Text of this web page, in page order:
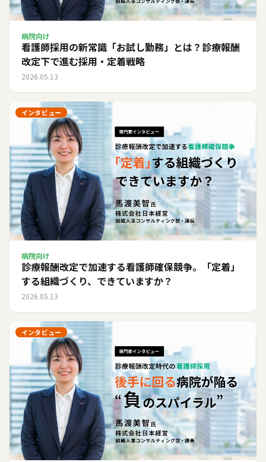
病院向け
看護師採用の新常識「お試し勤務」とは？診療報酬
改定下で進む採用・定着戦略
2026.05.13
インタビュー
病院向け
診療報酬改定で加速する看護師確保競争。「定着」
する組織づくり、できていますか？
2026.05.13
インタビュー